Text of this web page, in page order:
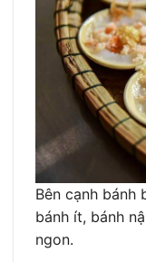
Bên cạnh bánh
bánh ít, bánh
ngon.